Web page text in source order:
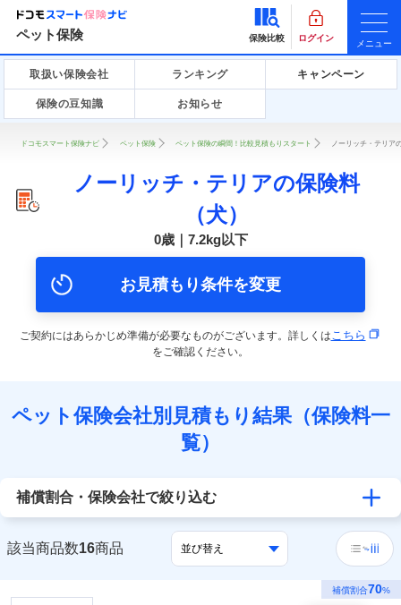
ペット保険 保険比較 ログイン
メニュー
取扱い保険会社 ランキング キャンペーン
保険の豆知識 お知らせ
ドコモスマート保険ナビ ペット保険 ペット保険の瞬間！比較見積もりスタート ノーリッチ・テリア
ノーリッチ・テリアの保険料
（犬）
0歳｜7.2kg以下
お見積もり条件を変更
ご契約にはあらかじめ準備が必要なものがございます。詳しくはこちら
をご確認ください。
ペット保険会社別見積もり結果（保険料一
覧）
補償割合・保険会社で絞り込む
該当商品数16商品
補償割合70%